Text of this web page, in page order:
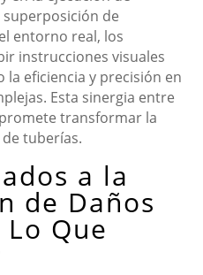
de
entorno real, los
instrucciones visuales
eficiencia y precisión en
Esta sinergia entre
transformar la
tuberías.
a la
de Daños
Que